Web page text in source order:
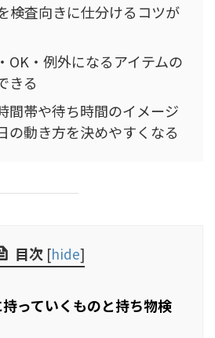
検査向きに仕分けるコツが
OK・例外になるアイテムの
きる
間帯や待ち時間のイメージ
の動き方を決めやすくなる
目次 [hide]
っていくものと持ち物検